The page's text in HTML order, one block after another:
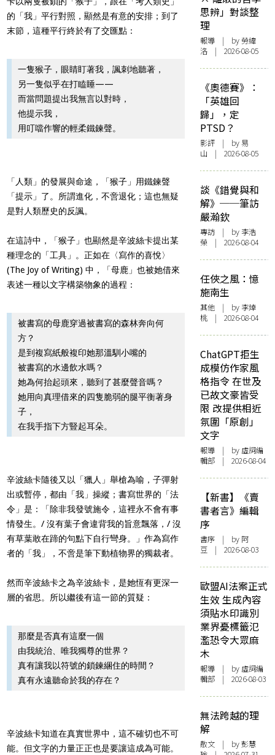
的「我」平行對照，顯然是有意的安排；到了
末節，這種平行終於有了交匯點：
一隻猴子，眼睛盯著我，諷刺地聽著，
另一隻似乎在打瞌睡——
而當問題提出我無言以對時，
他提示我，
用叮噹作響的輕柔鐵鍊聲。
「人類」的發展與命途，「猴子」用鐵鍊聲
「提示」了。所謂進化，不啻退化；這也無疑
是對人類歷史的反諷。
在這詩中，「猴子」也顯然是辛波絲卡提出某
種理念的「工具」。正如在〈寫作的喜悅〉
(The Joy of Writing) 中，「母鹿」也被她借來
表述一種以文字構築物象的過程：
被書寫的母鹿穿過被書寫的森林奔向何
方？
是到複寫紙般複印她那溫馴小嘴的
被書寫的水邊飲水嗎？
她為何抬起頭來，聽到了甚麼聲音嗎？
她用向真理借來的四隻脆弱的腿平衡著身
子，
在我手指下方豎起耳朵。
辛波絲卡隨後又以「獵人」舉槍為喻，子彈射
出或暫停，都由「我」操縱；書寫世界的「法
令」是：「除非我發號施令，這裡永不會有事
情發生。/ 沒有葉子會違背我的旨意飄落，/ 沒
有草葉敢在蹄的句點下自行彎身。」作為寫作
者的「我」，不啻是筆下動植物界的獨裁者。
然而辛波絲卡之為辛波絲卡，是她恆有更深一
層的省思。所以繼後有這一節的質疑：
那麼是否真有這麼一個
由我統治、唯我獨尊的世界？
真有讓我以符號的鎖鍊綑住的時間？
真有永遠聽命於我的存在？
辛波絲卡知道在真實世界中，這不確切也不可
能。但文字的力量正正也是要讓這成為可能。
思辨」對談整
理
報導 | by 勞緯
洛 | 2026-08-05
《奧德賽》：
「英雄回
歸」，定
PTSD？
影評 | by 易
山 | 2026-08-05
談《錯覺與和
解》──筆訪
嚴瀚欽
專訪 | by 李浩
榮 | 2026-08-04
任俠之風：憶
施南生
其他 | by 李焯
桃 | 2026-08-04
ChatGPT拒生
成模仿作家風
格指令 在世及
已故文豪皆受
限 改提供相近
氛圍「原創」
文字
報導 | by 虛詞編
輯部 | 2026-08-04
【新書】《賣
書者言》編輯
序
書序 | by 阿
豆 | 2026-08-03
歐盟AI法案正式
生效 生成內容
須貼水印識別
業界憂標籤氾
濫恐令大眾麻
木
報導 | by 虛詞編
輯部 | 2026-08-03
無法跨越的理
解
散文 | by 彭慧